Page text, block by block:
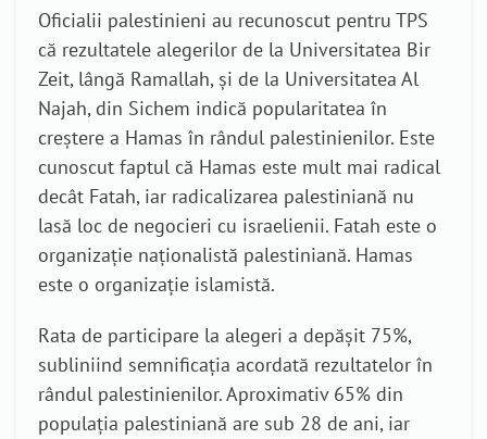
Oficialii palestinieni au recunoscut pentru TPS
că rezultatele alegerilor de la Universitatea Bir
Zeit, lângă Ramallah, și de la Universitatea Al
Najah, din Sichem indică popularitatea în
creștere a Hamas în rândul palestinienilor. Este
cunoscut faptul că Hamas este mult mai radical
decât Fatah, iar radicalizarea palestiniană nu
lasă loc de negocieri cu israelienii. Fatah este o
organizație naționalistă palestiniană. Hamas
este o organizație islamistă.
Rata de participare la alegeri a depășit 75%,
subliniind semnificația acordată rezultatelor în
rândul palestinienilor. Aproximativ 65% din
populația palestiniană are sub 28 de ani, iar